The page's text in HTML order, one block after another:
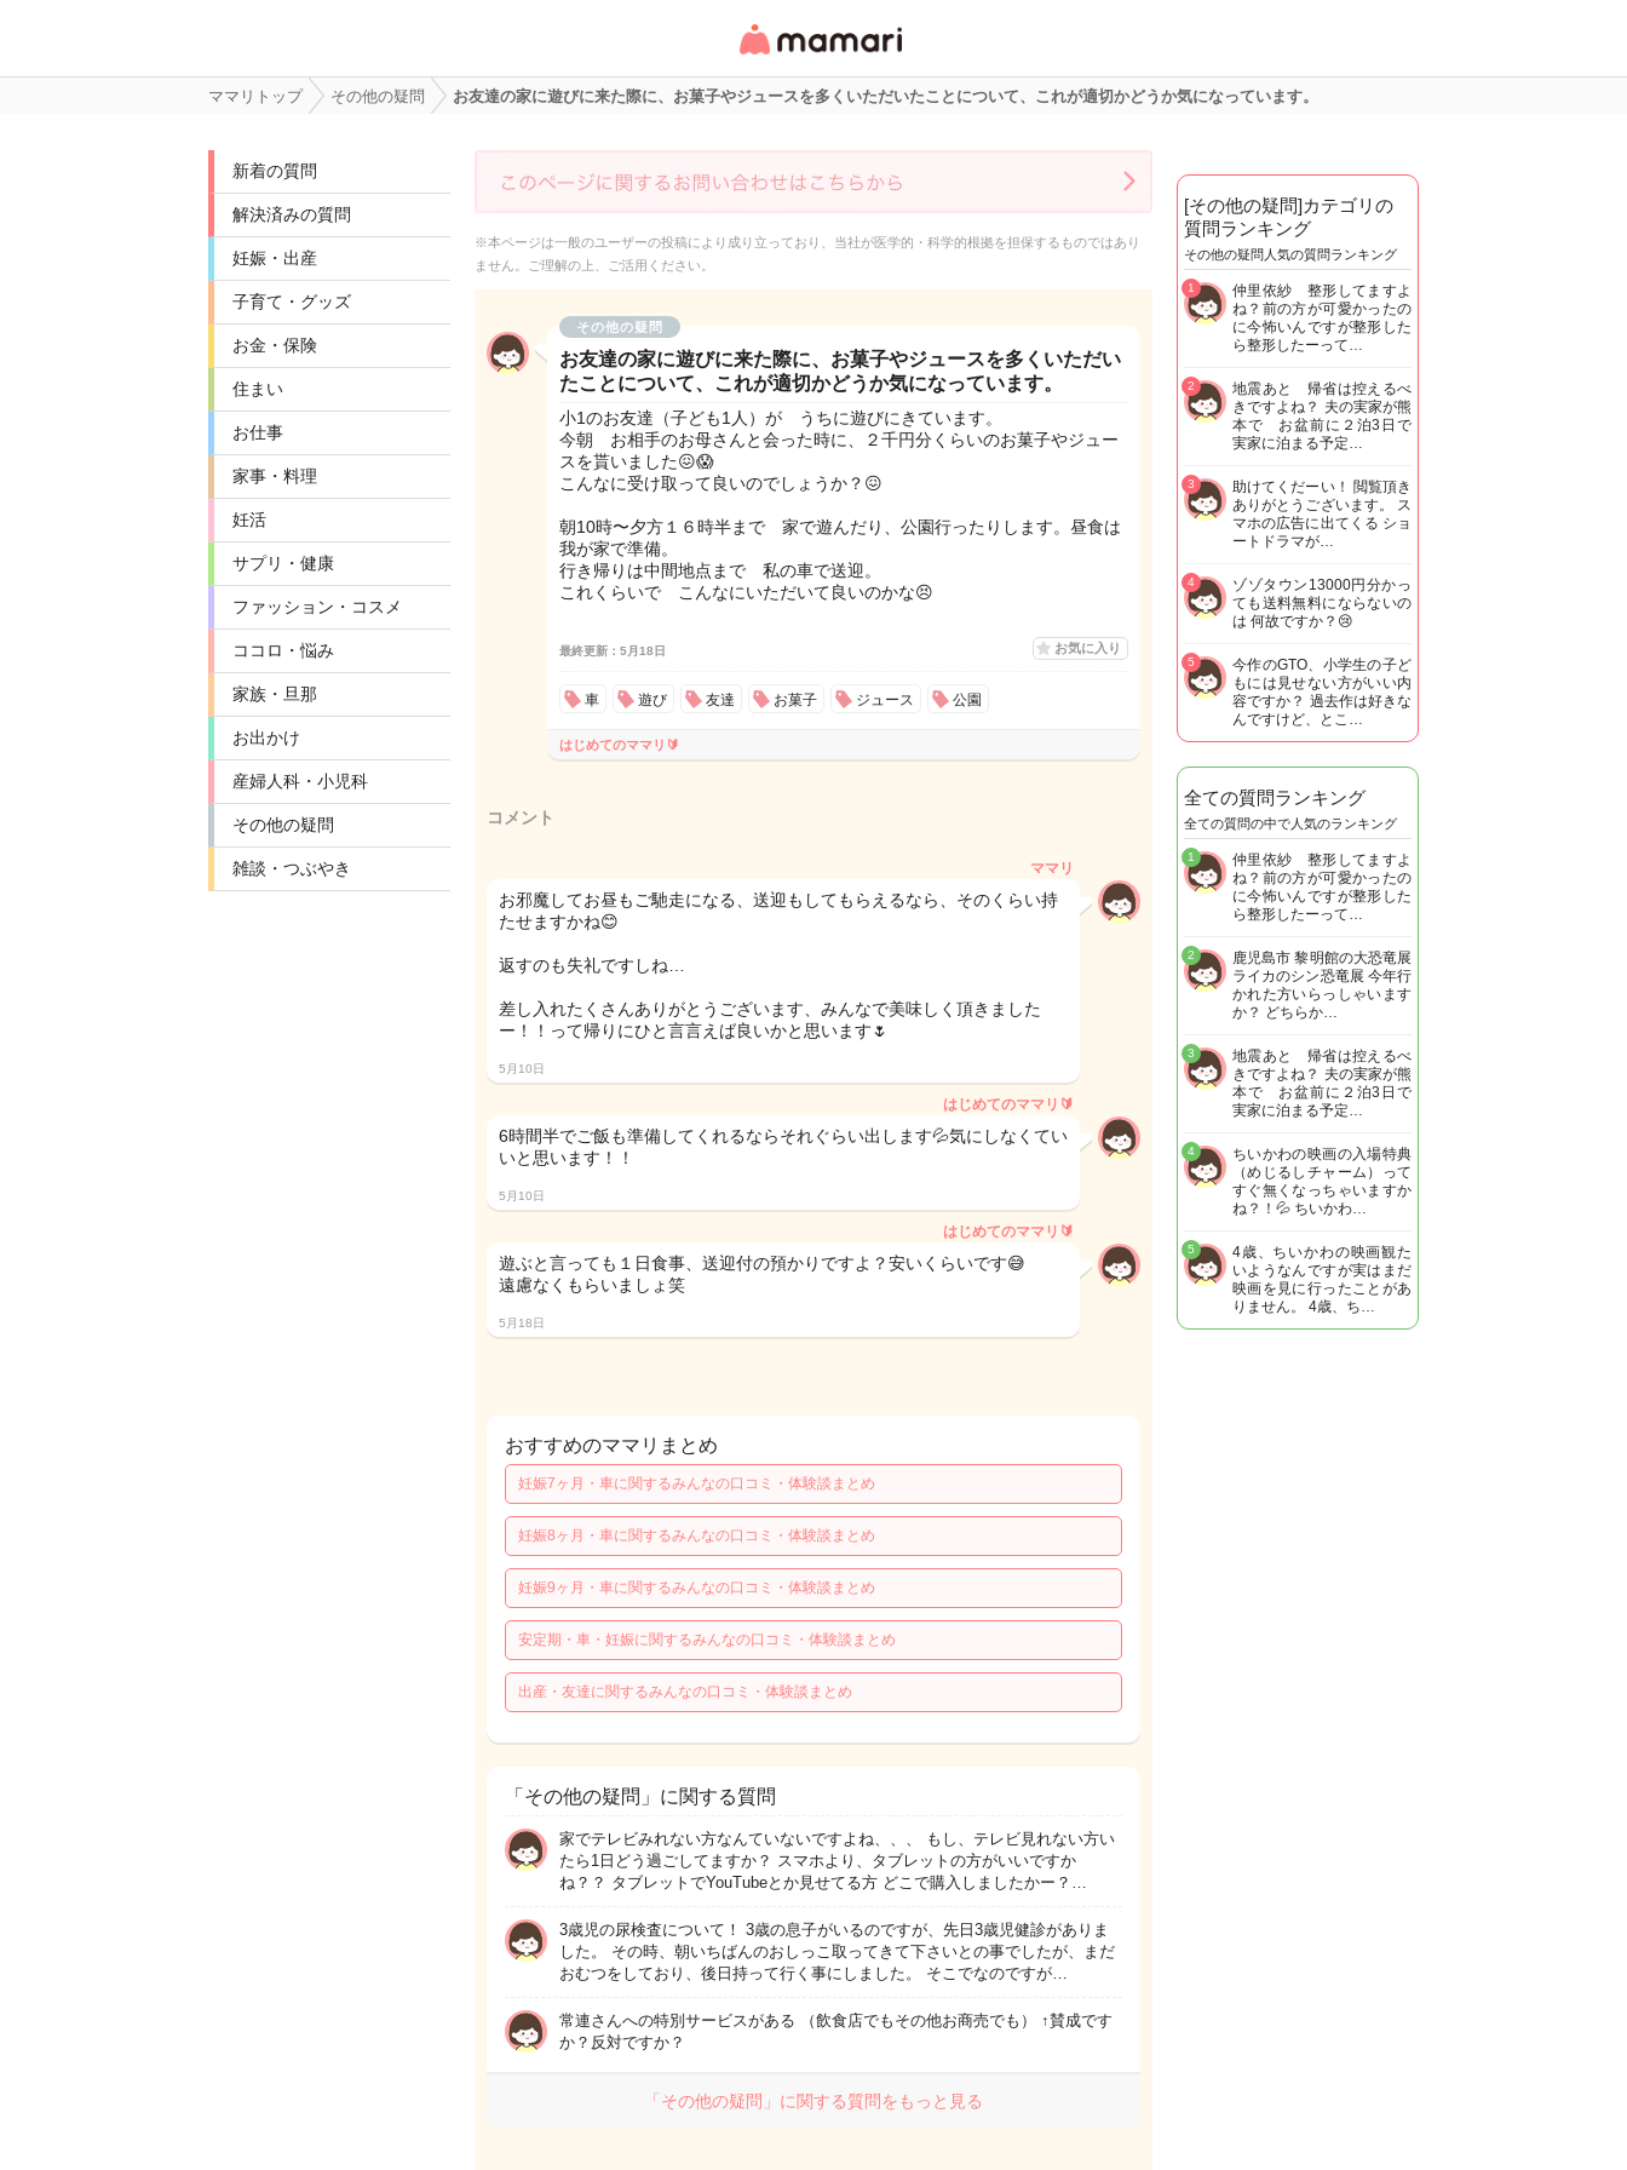
リ・情報サイト
ママリトップ その他の疑問 お友達の家に遊びに来た際に、お菓子やジュースを多くいただいたことについて、これが適切かどうか気になっています。
新着の質問
解決済みの質問
妊娠・出産
子育て・グッズ
お金・保険
住まい
お仕事
家事・料理
妊活
サプリ・健康
ファッション・コスメ
ココロ・悩み
家族・旦那
お出かけ
産婦人科・小児科
その他の疑問
雑談・つぶやき
※本ページは一般のユーザーの投稿により成り立っており、当社が医学的・科学的根拠を担保するものではあり
ません。ご理解の上、ご活用ください。
その他の疑問
お友達の家に遊びに来た際に、お菓子やジュースを多くいただい
たことについて、これが適切かどうか気になっています。
小1のお友達（子ども1人）が うちに遊びにきています。
今朝 お相手のお母さんと会った時に、２千円分くらいのお菓子やジュー
スを貰いました😖😱
こんなに受け取って良いのでしょうか？😖
朝10時〜夕方１６時半まで 家で遊んだり、公園行ったりします。昼食は
我が家で準備。
行き帰りは中間地点まで 私の車で送迎。
これくらいで こんなにいただいて良いのかな😣
最終更新：5月18日 お気に入り
車 遊び 友達 お菓子 ジュース 公園
はじめてのママリ🔰
コメント
ママリ
お邪魔してお昼もご馳走になる、送迎もしてもらえるなら、そのくらい持
たせますかね😊
返すのも失礼ですしね…
差し入れたくさんありがとうございます、みんなで美味しく頂きました
ー！！って帰りにひと言言えば良いかと思います🌷
5月10日
はじめてのママリ🔰
6時間半でご飯も準備してくれるならそれぐらい出します💦気にしなくてい
いと思います！！
5月10日
はじめてのママリ🔰
遊ぶと言っても１日食事、送迎付の預かりですよ？安いくらいです😅
遠慮なくもらいましょ笑
5月18日
おすすめのママリまとめ
妊娠7ヶ月・車に関するみんなの口コミ・体験談まとめ
妊娠8ヶ月・車に関するみんなの口コミ・体験談まとめ
妊娠9ヶ月・車に関するみんなの口コミ・体験談まとめ
安定期・車・妊娠に関するみんなの口コミ・体験談まとめ
出産・友達に関するみんなの口コミ・体験談まとめ
「その他の疑問」に関する質問
家でテレビみれない方なんていないですよね、、、 もし、テレビ見れない方い
たら1日どう過ごしてますか？ スマホより、タブレットの方がいいですか
ね？？ タブレットでYouTubeとか見せてる方 どこで購入しましたかー？…
3歳児の尿検査について！ 3歳の息子がいるのですが、先日3歳児健診がありま
した。 その時、朝いちばんのおしっこ取ってきて下さいとの事でしたが、まだ
おむつをしており、後日持って行く事にしました。 そこでなのですが…
常連さんへの特別サービスがある （飲食店でもその他お商売でも） ↑賛成です
か？反対ですか？
「その他の疑問」に関する質問をもっと見る
[その他の疑問]カテゴリの
質問ランキング
その他の疑問人気の質問ランキング
仲里依紗 整形してますよ
ね？前の方が可愛かったの
に今怖いんですが整形した
ら整形したーって…
1
地震あと 帰省は控えるべ
きですよね？ 夫の実家が熊
本で お盆前に２泊3日で
実家に泊まる予定…
2
助けてくだーい！ 閲覧頂き
ありがとうございます。 ス
マホの広告に出てくる ショ
ートドラマが…
3
ゾゾタウン13000円分かっ
ても送料無料にならないの
は 何故ですか？😢
4
今作のGTO、小学生の子ど
もには見せない方がいい内
容ですか？ 過去作は好きな
んですけど、とこ…
5
全ての質問ランキング
全ての質問の中で人気のランキング
仲里依紗 整形してますよ
ね？前の方が可愛かったの
に今怖いんですが整形した
ら整形したーって…
1
鹿児島市 黎明館の大恐竜展
ライカのシン恐竜展 今年行
かれた方いらっしゃいます
か？ どちらか…
2
地震あと 帰省は控えるべ
きですよね？ 夫の実家が熊
本で お盆前に２泊3日で
実家に泊まる予定…
3
ちいかわの映画の入場特典
（めじるしチャーム）って
すぐ無くなっちゃいますか
ね？！💦 ちいかわ…
4
4歳、ちいかわの映画観た
いようなんですが実はまだ
映画を見に行ったことがあ
りません。 4歳、ち…
5